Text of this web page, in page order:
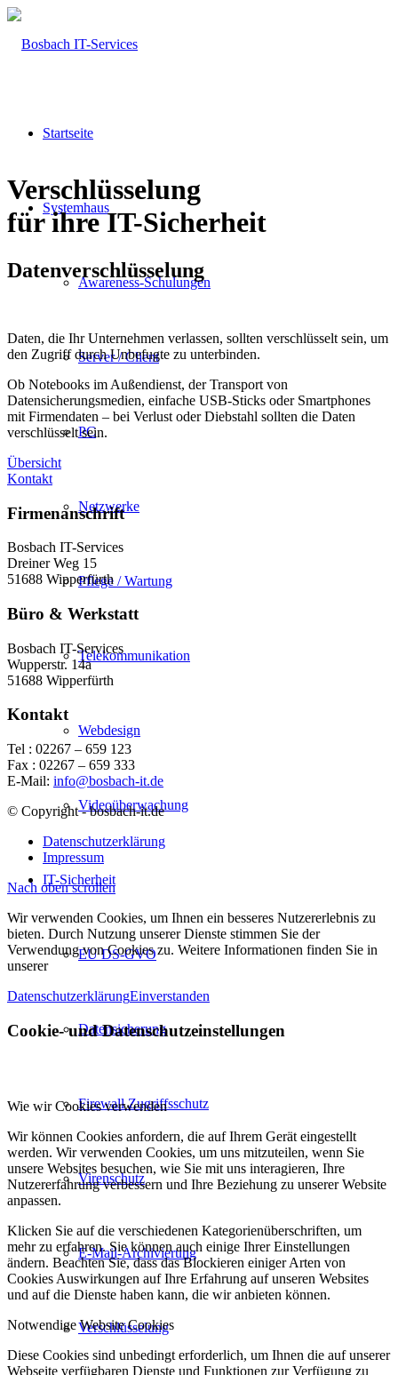
Startseite
Systemhaus
Awareness-Schulungen
Server / Client
PC
Netzwerke
Pflege / Wartung
Telekommunikation
Webdesign
Videoüberwachung
IT-Sicherheit
EU DS-GVO
Datensicherung
Firewall Zugriffsschutz
Virenschutz
E-Mail-Archivierung
Verschlüsselung
Verschlüsselung
für ihre IT-Sicherheit
Datenverschlüsselung
Daten, die Ihr Unternehmen verlassen, sollten verschlüsselt sein, um
den Zugriff durch Unbefugte zu unterbinden.
Ob Notebooks im Außendienst, der Transport von
Datensicherungsmedien, einfache USB-Sticks oder Smartphones
mit Firmendaten – bei Verlust oder Diebstahl sollten die Daten
verschlüsselt sein.
Übersicht
Kontakt
Firmenanschrift
Bosbach IT-Services
Dreiner Weg 15
51688 Wipperfürth
Büro & Werkstatt
Bosbach IT-Services
Wupperstr. 14a
51688 Wipperfürth
Kontakt
Tel : 02267 – 659 123
Fax : 02267 – 659 333
E-Mail: info@bosbach-it.de
© Copyright - bosbach-it.de
Datenschutzerklärung
Impressum
Nach oben scrollen
Wir verwenden Cookies, um Ihnen ein besseres Nutzererlebnis zu
bieten. Durch Nutzung unserer Dienste stimmen Sie der
Verwendung von Cookies zu. Weitere Informationen finden Sie in
unserer
DatenschutzerklärungEinverstanden
Cookie- und Datenschutzeinstellungen
Wie wir Cookies verwenden
Wir können Cookies anfordern, die auf Ihrem Gerät eingestellt
werden. Wir verwenden Cookies, um uns mitzuteilen, wenn Sie
unsere Websites besuchen, wie Sie mit uns interagieren, Ihre
Nutzererfahrung verbessern und Ihre Beziehung zu unserer Website
anpassen.
Klicken Sie auf die verschiedenen Kategorienüberschriften, um
mehr zu erfahren. Sie können auch einige Ihrer Einstellungen
ändern. Beachten Sie, dass das Blockieren einiger Arten von
Cookies Auswirkungen auf Ihre Erfahrung auf unseren Websites
und auf die Dienste haben kann, die wir anbieten können.
Notwendige Website Cookies
Diese Cookies sind unbedingt erforderlich, um Ihnen die auf unserer
Webseite verfügbaren Dienste und Funktionen zur Verfügung zu